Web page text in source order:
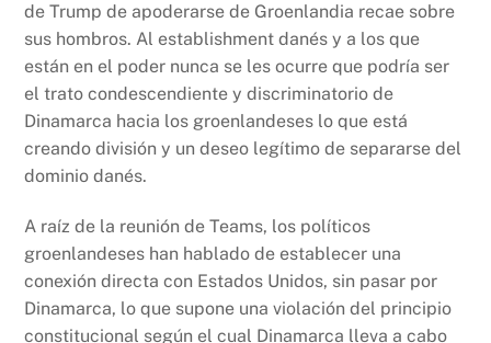
de Trump de apoderarse de Groenlandia recae sobre
sus hombros. Al establishment danés y a los que
están en el poder nunca se les ocurre que podría ser
el trato condescendiente y discriminatorio de
Dinamarca hacia los groenlandeses lo que está
creando división y un deseo legítimo de separarse del
dominio danés.
A raíz de la reunión de Teams, los políticos
groenlandeses han hablado de establecer una
conexión directa con Estados Unidos, sin pasar por
Dinamarca, lo que supone una violación del principio
constitucional según el cual Dinamarca lleva a cabo